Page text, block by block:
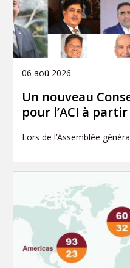
06 aoû 2026
Un nouveau
pour l’ACI à
Lors de l’Assemblée